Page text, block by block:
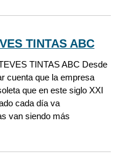
TINTAS ABC
TINTAS ABC Desde
cuenta que la empresa
que en este siglo XXI
cada día va
van siendo más